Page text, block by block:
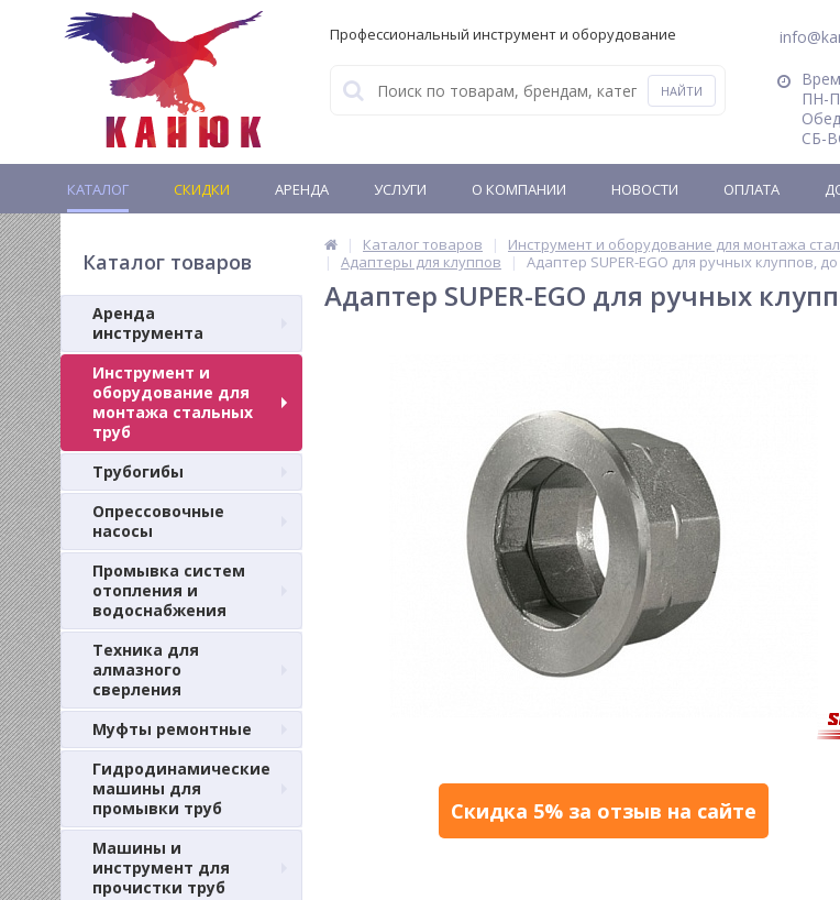
Профессиональный инструмент и оборудование
ПН-
СБ-
КАТАЛОГ СКИДКИ АРЕНДА УСЛУГИ О КОМПАНИИ НОВОСТИ ОПЛАТА
Каталог товаров
Аренда
инструмента
Инструмент и
оборудование для
монтажа стальных
труб
Трубогибы
Опрессовочные
насосы
Промывка систем
отопления и
водоснабжения
Техника для
алмазного
сверления
Муфты ремонтные
Гидродинамические
машины для
промывки труб
Машины и
инструмент для
прочистки труб
Каталог товаров
Инструмент и оборудование для монтажа
Адаптеры для клуппов
Адаптер SUPER-EGO для ручных клуппов, до
Адаптер SUPER-EGO для ручных
Скидка 5% за отзыв на сайте